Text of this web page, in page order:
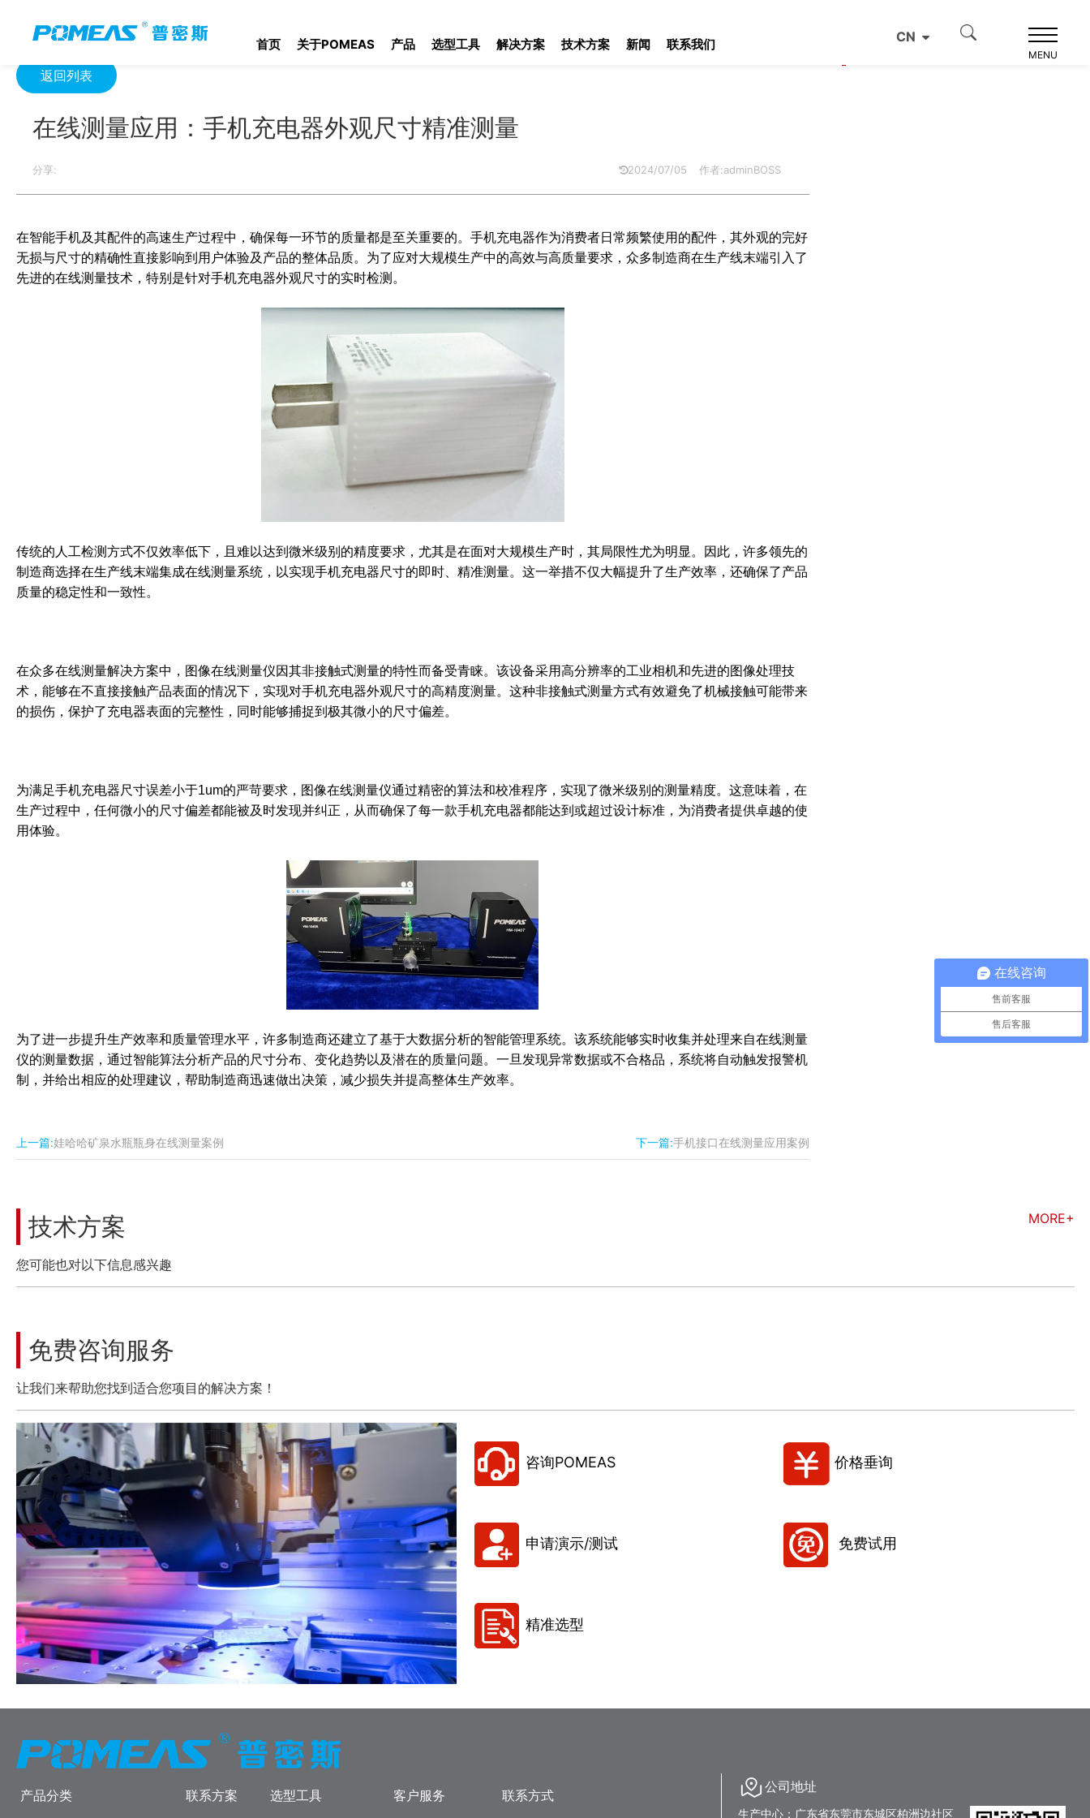
首页 关于POMEAS 产品 选型工具 解决方案 技术方案 新闻 联系我们 CN
MENU
返回列表
在线测量应用：手机充电器外观尺寸精准测量
分享: 2024/07/05 作者:adminBOSS
在智能手机及其配件的高速生产过程中，确保每一环节的质量都是至关重要的。手机充电器作为消费者日常频繁使用的配件，其外观的完好
无损与尺寸的精确性直接影响到用户体验及产品的整体品质。为了应对大规模生产中的高效与高质量要求，众多制造商在生产线末端引入了
先进的在线测量技术，特别是针对手机充电器外观尺寸的实时检测。
传统的人工检测方式不仅效率低下，且难以达到微米级别的精度要求，尤其是在面对大规模生产时，其局限性尤为明显。因此，许多领先的
制造商选择在生产线末端集成在线测量系统，以实现手机充电器尺寸的即时、精准测量。这一举措不仅大幅提升了生产效率，还确保了产品
质量的稳定性和一致性。
在众多在线测量解决方案中，图像在线测量仪因其非接触式测量的特性而备受青睐。该设备采用高分辨率的工业相机和先进的图像处理技
术，能够在不直接接触产品表面的情况下，实现对手机充电器外观尺寸的高精度测量。这种非接触式测量方式有效避免了机械接触可能带来
的损伤，保护了充电器表面的完整性，同时能够捕捉到极其微小的尺寸偏差。
为满足手机充电器尺寸误差小于1um的严苛要求，图像在线测量仪通过精密的算法和校准程序，实现了微米级别的测量精度。这意味着，在
生产过程中，任何微小的尺寸偏差都能被及时发现并纠正，从而确保了每一款手机充电器都能达到或超过设计标准，为消费者提供卓越的使
用体验。
为了进一步提升生产效率和质量管理水平，许多制造商还建立了基于大数据分析的智能管理系统。该系统能够实时收集并处理来自在线测量
仪的测量数据，通过智能算法分析产品的尺寸分布、变化趋势以及潜在的质量问题。一旦发现异常数据或不合格品，系统将自动触发报警机
制，并给出相应的处理建议，帮助制造商迅速做出决策，减少损失并提高整体生产效率。
上一篇:娃哈哈矿泉水瓶瓶身在线测量案例 下一篇:手机接口在线测量应用案例
技术方案 MORE+
您可能也对以下信息感兴趣
免费咨询服务
让我们来帮助您找到适合您项目的解决方案！
咨询POMEAS 价格垂询
申请演示/测试 免费试用
精准选型
产品分类 联系方案 选型工具 客户服务 联系方式
公司地址
生产中心：广东省东莞市东城区柏洲边社区
在线咨询
售前客服
售后客服